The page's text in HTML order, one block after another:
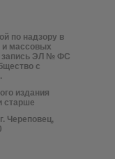
по надзору в
и массовых
запись ЭЛ № ФС
с
издания
старше
Череповец,